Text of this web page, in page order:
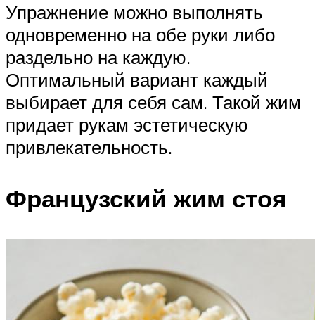
Упражнение можно выполнять
одновременно на обе руки либо
раздельно на каждую.
Оптимальный вариант каждый
выбирает для себя сам. Такой жим
придает рукам эстетическую
привлекательность.
Французский жим стоя